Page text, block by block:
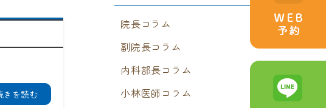
きを読む
院長コラム
副院長コラム
内科部長コラム
小林医師コラム